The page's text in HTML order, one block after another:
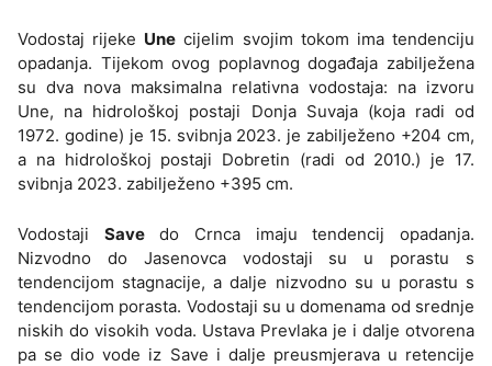
Vodostaj rijeke Une cijelim svojim tokom ima tendenciju
opadanja. Tijekom ovog poplavnog događaja zabilježena
su dva nova maksimalna relativna vodostaja: na izvoru
Une, na hidrološkoj postaji Donja Suvaja (koja radi od
1972. godine) je 15. svibnja 2023. je zabilježeno +204 cm,
a na hidrološkoj postaji Dobretin (radi od 2010.) je 17.
svibnja 2023. zabilježeno +395 cm.
Vodostaji Savedo Crnca imaju tendencij opadanja.
Nizvodno do Jasenovca vodostaji su u porastu s
tendencijom stagnacije, a dalje nizvodno su u porastu s
tendencijom porasta. Vodostaji su u domenama od srednje
niskih do visokih voda. Ustava Prevlaka je i dalje otvorena
pa se dio vode iz Save i dalje preusmjerava u retencije